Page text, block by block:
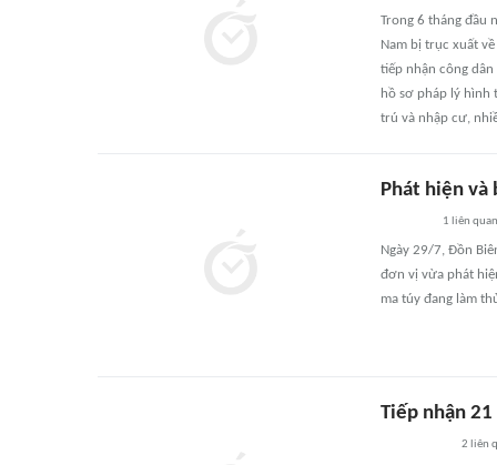
Trong 6 tháng đầu
Nam bị trục xuất
tiếp nhận công
hồ sơ pháp lý
trú và nhập cư,
Phát hiện
1 liên
Ngày 29/7, Đồn
đơn vị vừa phát
ma túy đang làm
Tiếp nhận
2 liên